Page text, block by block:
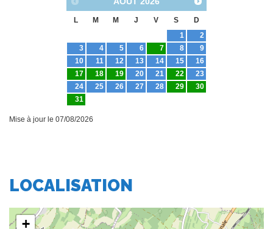
LOCALISATION
+